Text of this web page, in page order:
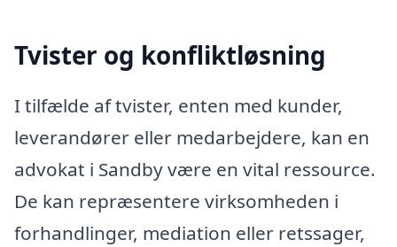
Tvister og konfliktløsning
I tilfælde af tvister, enten med kunder,
leverandører eller medarbejdere, kan en
advokat i Sandby være en vital ressource.
De kan repræsentere virksomheden i
forhandlinger, mediation eller retssager,